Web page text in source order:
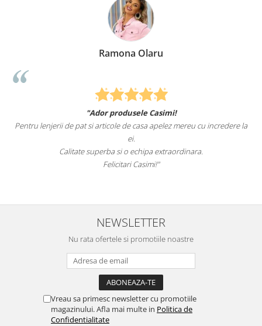
Ramona Olaru
"Ador produsele Casimi!
Pentru lenjerii de pat si articole de casa apelez mereu cu incredere la
ei.
Calitate superba si o echipa extraordinara.
Felicitari Casimi!"
NEWSLETTER
Nu rata ofertele si promotiile noastre
Vreau sa primesc newsletter cu promotiile
magazinului. Afla mai multe in Politica de
Confidentialitate